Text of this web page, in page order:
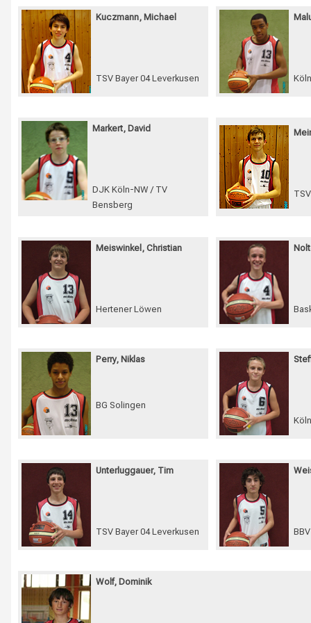
Kuczmann, Michael
TSV Bayer 04 Leverkusen
Markert, David
DJK Köln-NW / TV
Bensberg
Meiswinkel, Christian
Hertener Löwen
Perry, Niklas
BG Solingen
Unterluggauer, Tim
TSV Bayer 04 Leverkusen
Wolf, Dominik